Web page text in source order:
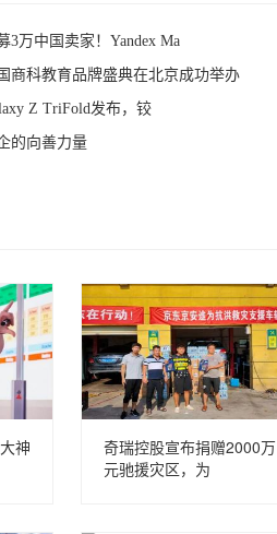
3万中国卖家！Yandex Ma
商科教育品牌盛典在北京成功举办
Z TriFold发布，铰
的向善力量
神
奇瑞控股宣布捐赠2000万
元驰援灾区，为